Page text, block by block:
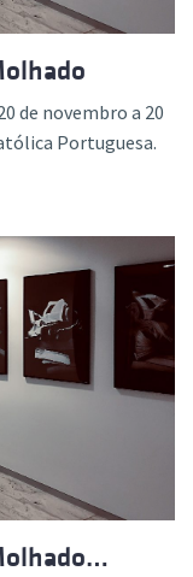
de novembro a 20
Portuguesa.